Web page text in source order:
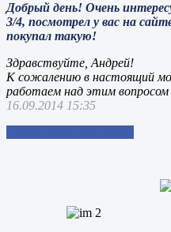
Добрый день! Очень
3/4, посмотрел у вас на
покупал такую!
Здравствуйте, Андрей!
К сожалению в настоящий
работаем над этим вопросом
16.09.2014 15:35